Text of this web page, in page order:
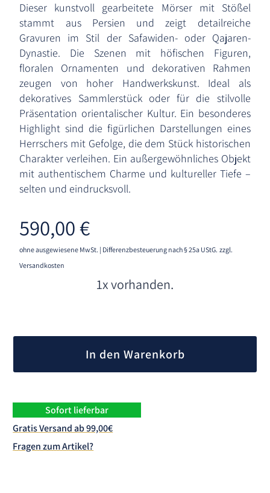
Dieser kunstvoll gearbeitete Mörser mit Stößel
stammt aus Persien und zeigt detailreiche
Gravuren im Stil der Safawiden- oder Qajaren-
Dynastie. Die Szenen mit höfischen Figuren,
floralen Ornamenten und dekorativen Rahmen
zeugen von hoher Handwerkskunst. Ideal als
dekoratives Sammlerstück oder für die stilvolle
Präsentation orientalischer Kultur. Ein besonderes
Highlight sind die figürlichen Darstellungen eines
Herrschers mit Gefolge, die dem Stück historischen
Charakter verleihen. Ein außergewöhnliches Objekt
mit authentischem Charme und kultureller Tiefe –
selten und eindrucksvoll.
590,00€
ohne ausgewiesene MwSt. | Differenzbesteuerung nach § 25a UStG. zzgl.
Versandkosten
1x vorhanden.
In den Warenkorb
Sofort lieferbar
Gratis Versand ab 99,00€
Fragen zum Artikel?